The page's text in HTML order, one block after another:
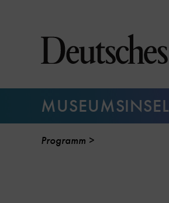
Seiteninhalt
MUSEUMSINSEL
Programm